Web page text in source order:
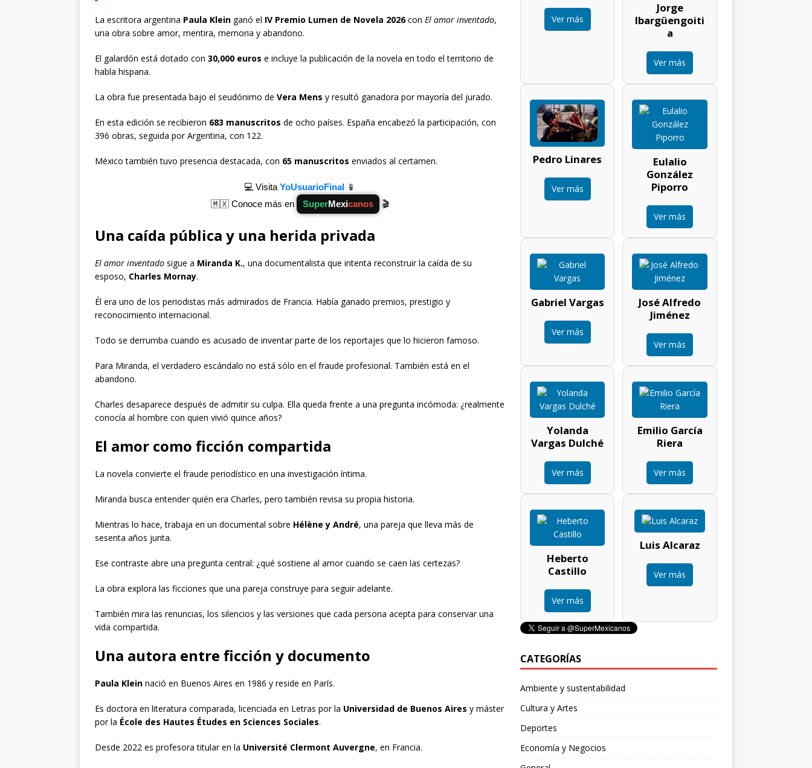
La escritora argentina Paula Klein ganó el IV Premio Lumen de Novela 2026con El amor inventado,
una obra sobre amor, mentira, memoria y abandono.
El galardón está dotado con 30,000 euros e incluye la publicación de la novela en todo el territorio de
habla hispana.
La obra fue presentada bajo el seudónimo de Vera Mens y resultó ganadora por mayoría del jurado.
En esta edición se recibieron 683 manuscritos de ocho países. España encabezó la participación, con
396 obras, seguida por Argentina, con 122.
México también tuvo presencia destacada, con 65 manuscritos enviados al certamen.
💻 Visita YoUsuarioFinal 📱
🇲🇽 Conoce más en
SuperMexicanos 🎬
Una caída pública y una herida privada
El amor inventado sigue a Miranda K., una documentalista que intenta reconstruir la caída de su
esposo, Charles Mornay.
Él era uno de los periodistas más admirados de Francia. Había ganado premios, prestigio y
reconocimiento internacional.
Todo se derrumba cuando es acusado de inventar parte de los reportajes que lo hicieron famoso.
Para Miranda, el verdadero escándalo no está sólo en el fraude profesional. También está en el
abandono.
Charles desaparece después de admitir su culpa. Ella queda frente a una pregunta incómoda: ¿realmente
conocía al hombre con quien vivió quince años?
El amor como ficción compartida
La novela convierte el fraude periodístico en una investigación íntima.
Miranda busca entender quién era Charles, pero también revisa su propia historia.
Mientras lo hace, trabaja en un documental sobre Hélène y André, una pareja que lleva más de
sesenta años junta.
Ese contraste abre una pregunta central: ¿qué sostiene al amor cuando se caen las certezas?
La obra explora las ficciones que una pareja construye para seguir adelante.
También mira las renuncias, los silencios y las versiones que cada persona acepta para conservar una
vida compartida.
Una autora entre ficción y documento
Paula Klein nació en Buenos Aires en 1986 y reside en París.
Es doctora en literatura comparada, licenciada en Letras por la Universidad de Buenos Aires y máster
por la École des Hautes Études en Sciences Sociales.
Desde 2022 es profesora titular en la Université Clermont Auvergne, en Francia.
Ver más
Jorge
Ibargüengoiti
a
Ver más
Pedro Linares
Ver más
Eulalio
González
Piporro
Ver más
Gabriel Vargas
Ver más
José Alfredo
Jiménez
Ver más
Yolanda
Vargas Dulché
Ver más
Emilio García
Riera
Ver más
Heberto
Castillo
Ver más
Luis Alcaraz
Ver más
CATEGORÍAS
Ambiente y sustentabilidad
Cultura y Artes
Deportes
Economía y Negocios